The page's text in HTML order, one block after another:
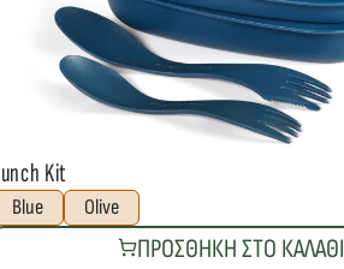
Kit
Blue Olive
ΠΡΟΣΘΗΚΗ ΣΤΟ ΚΑΛΑΘΙ